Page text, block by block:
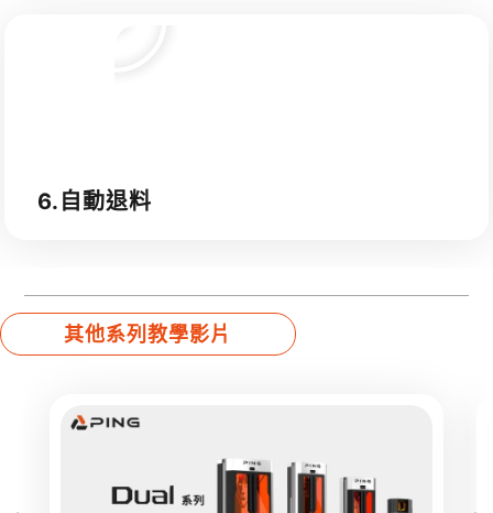
6.自動退料
其他系列教學影片